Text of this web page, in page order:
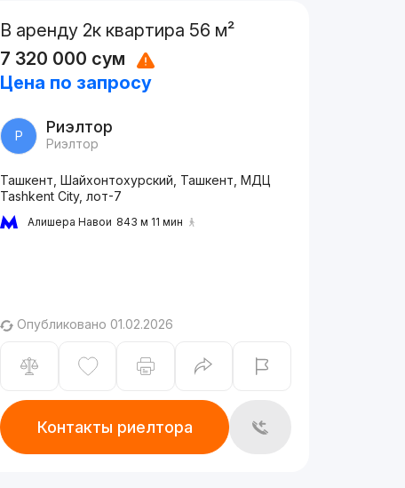
В аренду 2к квартира 56 м²
7 320 000 сум
Цена по запросу
Р Риэлтор
Риэлтор
Ташкент, Шайхонтохурский, Ташкент, МДЦ
Tashkent City, лот-7
Алишера Навои 843 м 11 мин
Опубликовано 01.02.2026
Контакты риелтора